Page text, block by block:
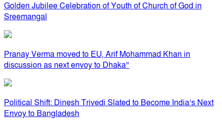
Golden Jubilee Celebration of Youth of Church of God in
Sreemangal
Pranay Verma moved to EU, Arif Mohammad Khan in
discussion as next envoy to Dhaka”
Political Shift: Dinesh Trivedi Slated to Become India’s Next
Envoy to Bangladesh